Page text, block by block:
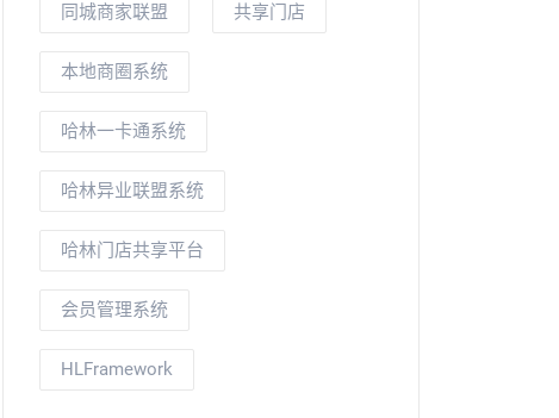
同城商家联盟 共享门店
本地商圈系统
哈林一卡通系统
哈林异业联盟系统
哈林门店共享平台
会员管理系统
HLFramework